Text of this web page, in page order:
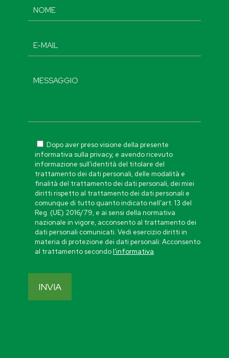
Dopo aver preso visione della presente
informativa sulla privacy, e avendo ricevuto
informazione sull’identità del titolare del
trattamento dei dati personali, delle modalità e
finalità del trattamento dei dati personali, dei miei
diritti rispetto al trattamento dei dati personali e
comunque di tutto quanto indicato nell’art. 13 del
Reg. (UE) 2016/79, e ai sensi della normativa
nazionale in vigore, acconsento al trattamento dei
dati personali comunicati. Vedi esercizio diritti in
materia di protezione dei dati personali: Acconsento
al trattamento secondol’informativa